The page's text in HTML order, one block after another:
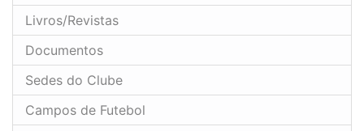
Livros/Revistas
Documentos
Sedes do Clube
Campos de Futebol